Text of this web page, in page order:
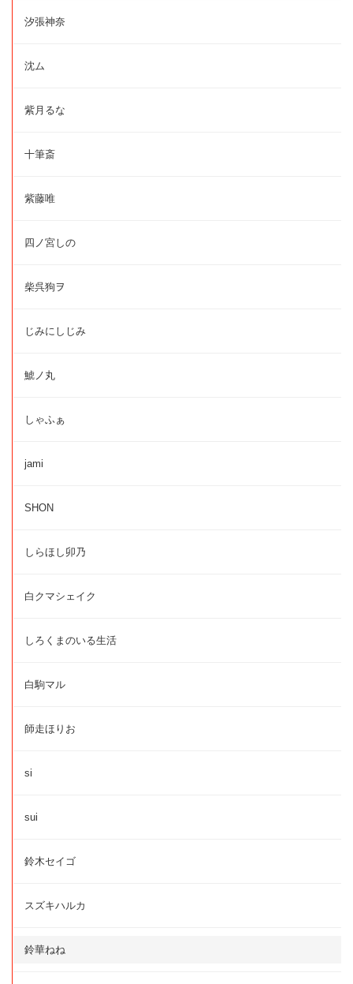
汐張神奈
沈ム
紫月るな
十筆斎
紫藤唯
四ノ宮しの
柴呉狗ヲ
じみにしじみ
鯱ノ丸
しゃふぁ
jami
SHON
しらほし卯乃
白クマシェイク
しろくまのいる生活
白駒マル
師走ほりお
si
sui
鈴木セイゴ
スズキハルカ
鈴華ねね